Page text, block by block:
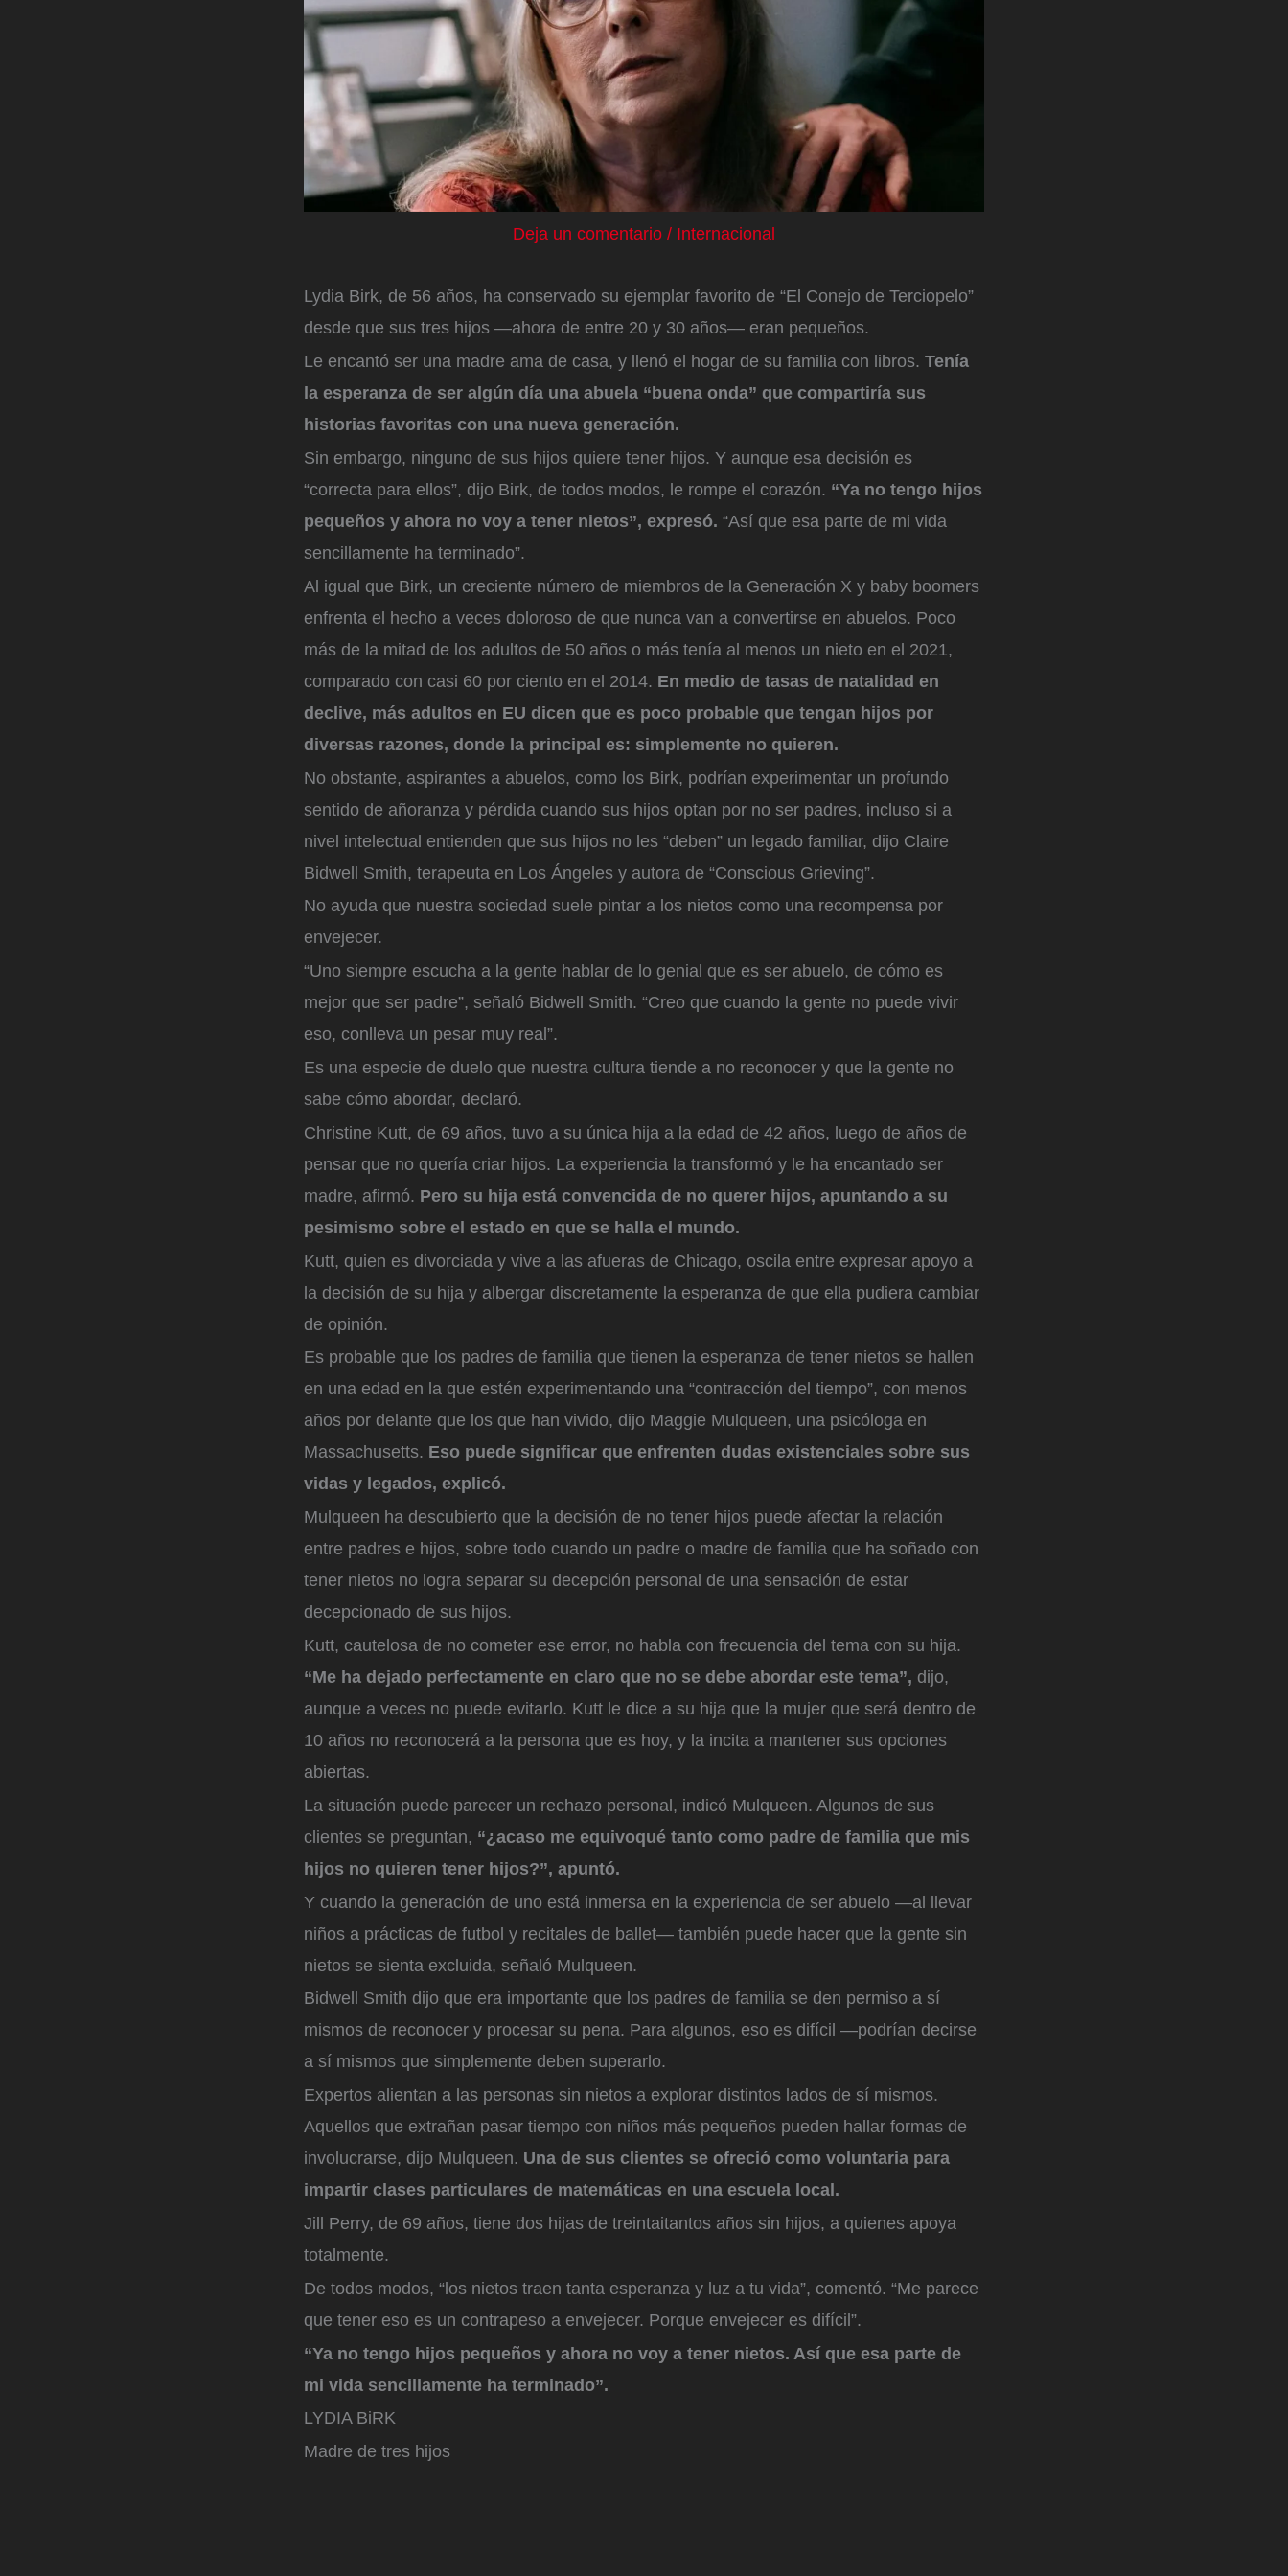
Deja un comentario / Internacional
Lydia Birk, de 56 años, ha conservado su ejemplar favorito de “El Conejo de Terciopelo”
desde que sus tres hijos —ahora de entre 20 y 30 años— eran pequeños.
Le encantó ser una madre ama de casa, y llenó el hogar de su familia con libros. Tenía
la esperanza de ser algún día una abuela “buena onda” que compartiría sus
historias favoritas con una nueva generación.
Sin embargo, ninguno de sus hijos quiere tener hijos. Y aunque esa decisión es
“correcta para ellos”, dijo Birk, de todos modos, le rompe el corazón. “Ya no tengo hijos
pequeños y ahora no voy a tener nietos”, expresó. “Así que esa parte de mi vida
sencillamente ha terminado”.
Al igual que Birk, un creciente número de miembros de la Generación X y baby boomers
enfrenta el hecho a veces doloroso de que nunca van a convertirse en abuelos. Poco
más de la mitad de los adultos de 50 años o más tenía al menos un nieto en el 2021,
comparado con casi 60 por ciento en el 2014. En medio de tasas de natalidad en
declive, más adultos en EU dicen que es poco probable que tengan hijos por
diversas razones, donde la principal es: simplemente no quieren.
No obstante, aspirantes a abuelos, como los Birk, podrían experimentar un profundo
sentido de añoranza y pérdida cuando sus hijos optan por no ser padres, incluso si a
nivel intelectual entienden que sus hijos no les “deben” un legado familiar, dijo Claire
Bidwell Smith, terapeuta en Los Ángeles y autora de “Conscious Grieving”.
No ayuda que nuestra sociedad suele pintar a los nietos como una recompensa por
envejecer.
“Uno siempre escucha a la gente hablar de lo genial que es ser abuelo, de cómo es
mejor que ser padre”, señaló Bidwell Smith. “Creo que cuando la gente no puede vivir
eso, conlleva un pesar muy real”.
Es una especie de duelo que nuestra cultura tiende a no reconocer y que la gente no
sabe cómo abordar, declaró.
Christine Kutt, de 69 años, tuvo a su única hija a la edad de 42 años, luego de años de
pensar que no quería criar hijos. La experiencia la transformó y le ha encantado ser
madre, afirmó. Pero su hija está convencida de no querer hijos, apuntando a su
pesimismo sobre el estado en que se halla el mundo.
Kutt, quien es divorciada y vive a las afueras de Chicago, oscila entre expresar apoyo a
la decisión de su hija y albergar discretamente la esperanza de que ella pudiera cambiar
de opinión.
Es probable que los padres de familia que tienen la esperanza de tener nietos se hallen
en una edad en la que estén experimentando una “contracción del tiempo”, con menos
años por delante que los que han vivido, dijo Maggie Mulqueen, una psicóloga en
Massachusetts. Eso puede significar que enfrenten dudas existenciales sobre sus
vidas y legados, explicó.
Mulqueen ha descubierto que la decisión de no tener hijos puede afectar la relación
entre padres e hijos, sobre todo cuando un padre o madre de familia que ha soñado con
tener nietos no logra separar su decepción personal de una sensación de estar
decepcionado de sus hijos.
Kutt, cautelosa de no cometer ese error, no habla con frecuencia del tema con su hija.
“Me ha dejado perfectamente en claro que no se debe abordar este tema”, dijo,
aunque a veces no puede evitarlo. Kutt le dice a su hija que la mujer que será dentro de
10 años no reconocerá a la persona que es hoy, y la incita a mantener sus opciones
abiertas.
La situación puede parecer un rechazo personal, indicó Mulqueen. Algunos de sus
clientes se preguntan, “¿acaso me equivoqué tanto como padre de familia que mis
hijos no quieren tener hijos?”, apuntó.
Y cuando la generación de uno está inmersa en la experiencia de ser abuelo —al llevar
niños a prácticas de futbol y recitales de ballet— también puede hacer que la gente sin
nietos se sienta excluida, señaló Mulqueen.
Bidwell Smith dijo que era importante que los padres de familia se den permiso a sí
mismos de reconocer y procesar su pena. Para algunos, eso es difícil —podrían decirse
a sí mismos que simplemente deben superarlo.
Expertos alientan a las personas sin nietos a explorar distintos lados de sí mismos.
Aquellos que extrañan pasar tiempo con niños más pequeños pueden hallar formas de
involucrarse, dijo Mulqueen. Una de sus clientes se ofreció como voluntaria para
impartir clases particulares de matemáticas en una escuela local.
Jill Perry, de 69 años, tiene dos hijas de treintaitantos años sin hijos, a quienes apoya
totalmente.
De todos modos, “los nietos traen tanta esperanza y luz a tu vida”, comentó. “Me parece
que tener eso es un contrapeso a envejecer. Porque envejecer es difícil”.
“Ya no tengo hijos pequeños y ahora no voy a tener nietos. Así que esa parte de
mi vida sencillamente ha terminado”.
LYDIA BiRK
Madre de tres hijos